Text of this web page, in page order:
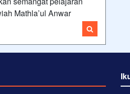
Mathla’ul Anwar